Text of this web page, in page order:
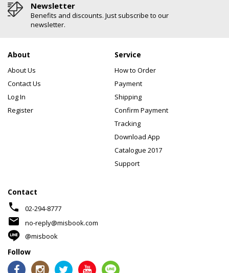
Newsletter
Benefits and discounts. Just subscribe to our
newsletter.
About
About Us
Contact Us
Log In
Register
Service
How to Order
Payment
Shipping
Confirm Payment
Tracking
Download App
Catalogue 2017
Support
Contact
phone 02-294-8777
mail
no-reply@misbook.com
@misbook
Follow